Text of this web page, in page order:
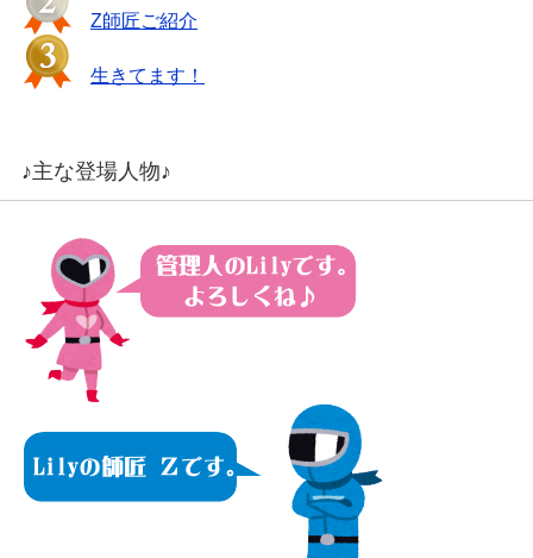
Z師匠ご紹介
生きてます！
♪主な登場人物♪